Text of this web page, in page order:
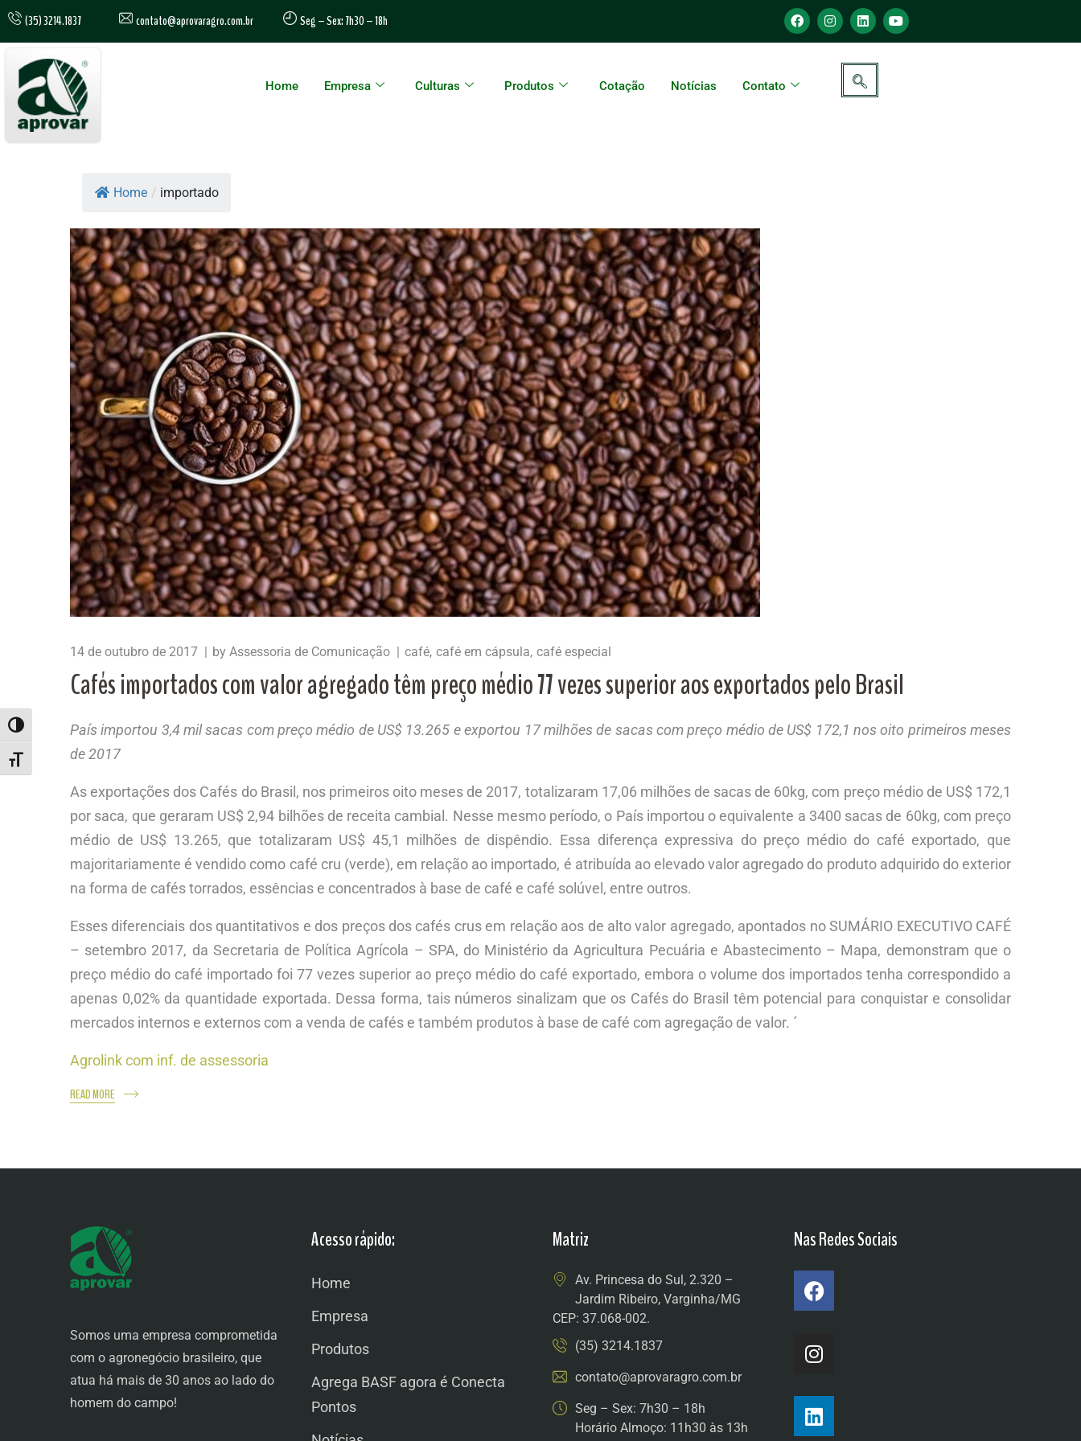
ALTERNAR ALTO CONTRASTE
ALTERNAR TAMANHO DA FONTE
(35) 3214.1837 contato@aprovaragro.com.br Seg – Sex: 7h30 – 18h
Home Empresa Culturas Produtos Cotação Notícias Contato
Home / importado
14 de outubro de 2017 by Assessoria de Comunicação café café em cápsula café especial
Cafés importados com valor agregado têm preço médio 77 vezes superior aos exportados pelo Brasil
País importou 3,4 mil sacas com preço médio de US$ 13.265 e exportou 17 milhões de sacas com preço médio de US$ 172,1 nos oito primeiros meses
de 2017
As exportações dos Cafés do Brasil, nos primeiros oito meses de 2017, totalizaram 17,06 milhões de sacas de 60kg, com preço médio de US$ 172,1
por saca, que geraram US$ 2,94 bilhões de receita cambial. Nesse mesmo período, o País importou o equivalente a 3400 sacas de 60kg, com preço
médio de US$ 13.265, que totalizaram US$ 45,1 milhões de dispêndio. Essa diferença expressiva do preço médio do café exportado, que
majoritariamente é vendido como café cru (verde), em relação ao importado, é atribuída ao elevado valor agregado do produto adquirido do exterior
na forma de cafés torrados, essências e concentrados à base de café e café solúvel, entre outros.
Esses diferenciais dos quantitativos e dos preços dos cafés crus em relação aos de alto valor agregado, apontados no SUMÁRIO EXECUTIVO CAFÉ
– setembro 2017, da Secretaria de Política Agrícola – SPA, do Ministério da Agricultura Pecuária e Abastecimento – Mapa, demonstram que o
preço médio do café importado foi 77 vezes superior ao preço médio do café exportado, embora o volume dos importados tenha correspondido a
apenas 0,02% da quantidade exportada. Dessa forma, tais números sinalizam que os Cafés do Brasil têm potencial para conquistar e consolidar
mercados internos e externos com a venda de cafés e também produtos à base de café com agregação de valor. ´
Agrolink com inf. de assessoria
READ MORE
Somos uma empresa comprometida
com o agronegócio brasileiro, que
atua há mais de 30 anos ao lado do
homem do campo!
Acesso rápido:
Home
Empresa
Produtos
Agrega BASF agora é Conecta
Pontos
Matriz
Av. Princesa do Sul, 2.320 –
Jardim Ribeiro, Varginha/MG
CEP: 37.068-002.
(35) 3214.1837
contato@aprovaragro.com.br
Seg – Sex: 7h30 – 18h
Horário Almoço: 11h30 às 13h
Nas Redes Sociais